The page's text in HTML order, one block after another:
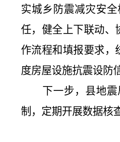
实城乡防震减灾安
任，健全上下联动、
作流程和填报要求，
度房屋设施抗震设防
下一步，县地
制，定期开展数据核